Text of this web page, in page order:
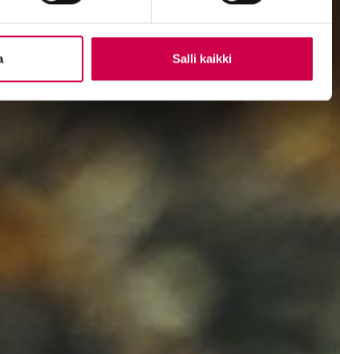
Salli kaikki